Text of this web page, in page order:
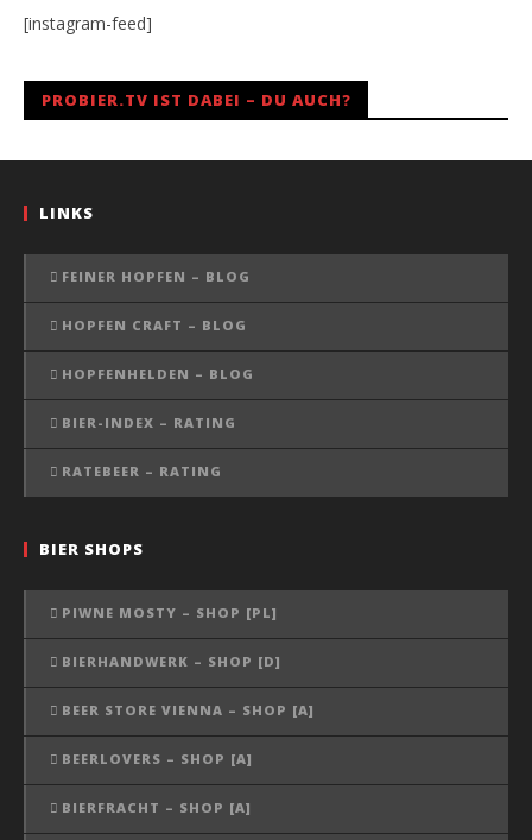
[instagram-feed]
PROBIER.TV IST DABEI – DU AUCH?
LINKS
FEINER HOPFEN – BLOG
HOPFEN CRAFT – BLOG
HOPFENHELDEN – BLOG
BIER-INDEX – RATING
RATEBEER – RATING
BIER SHOPS
PIWNE MOSTY – SHOP [PL]
BIERHANDWERK – SHOP [D]
BEER STORE VIENNA – SHOP [A]
BEERLOVERS – SHOP [A]
BIERFRACHT – SHOP [A]